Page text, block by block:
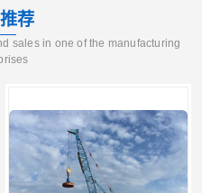
荐
sales in one of the manufacturing